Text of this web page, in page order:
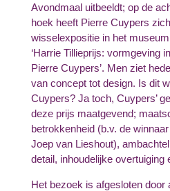
Avondmaal uitbeeldt; op de
hoek heeft Pierre Cuypers
wisselexpositie in het
‘Harrie Tillieprijs: vormgeving
Pierre Cuypers’. Men ziet
van concept tot design. Is dit
Cuypers? Ja toch, Cuypers’
deze prijs maatgevend;
betrokkenheid (b.v. de
Joep van Lieshout),
detail, inhoudelijke overtuiging
Het bezoek is afgesloten door